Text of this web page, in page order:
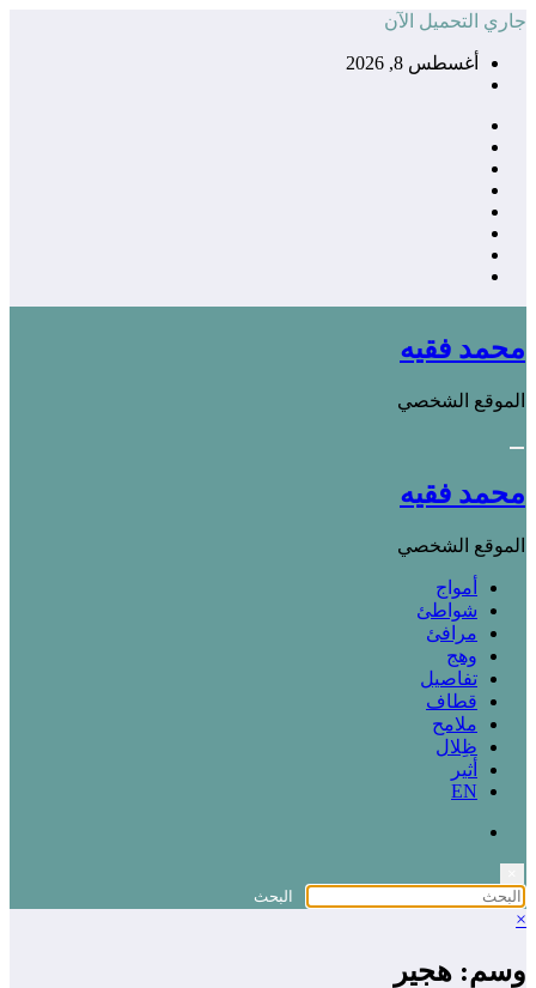
التجاوز
المحتوى
جاري التحميل الآن
أغسطس 8, 2026
محمد فقيه
الموقع الشخصي
محمد فقيه
الموقع الشخصي
أمواج
شواطئ
مرافئ
وهج
تفاصيل
قطاف
ملامح
ظِلال
أثير
EN
×
وسم: هجير